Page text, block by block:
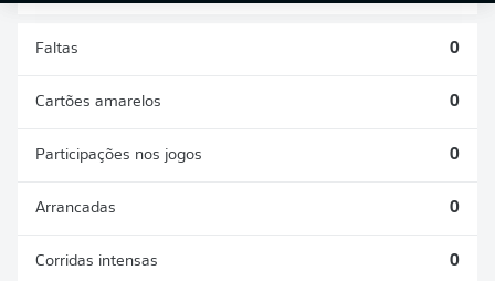
Faltas 0
Cartões amarelos 0
Participações nos jogos 0
Arrancadas 0
Corridas intensas 0